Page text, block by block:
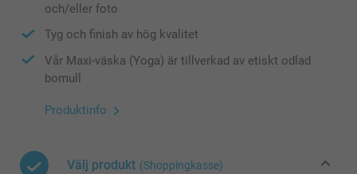
och/eller foto
Tyg och finish av hög kvalitet
Vår Maxi-väska (Yoga) är tillverkad av etiskt odlad
bomull
Produktinfo
Välj produkt (Shoppingkasse)